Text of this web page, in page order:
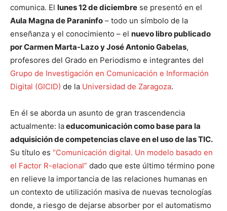
comunica. El lunes 12 de diciembre se presentó en el
Aula Magna de Paraninfo – todo un símbolo de la
enseñanza y el conocimiento – el nuevo libro publicado
por Carmen Marta-Lazo y José Antonio Gabelas,
profesores del Grado en Periodismo e integrantes del
Grupo de Investigación en Comunicación e Información
Digital (GICID) de la Universidad de Zaragoza.
En él se aborda un asunto de gran trascendencia
actualmente: laeducomunicación como base para la
adquisición de competencias clave en el uso de las TIC.
Su título es “Comunicación digital. Un modelo basado en
el Factor R-elacional” dado que este último término pone
en relieve la importancia de las relaciones humanas en
un contexto de utilización masiva de nuevas tecnologías
donde, a riesgo de dejarse absorber por el automatismo